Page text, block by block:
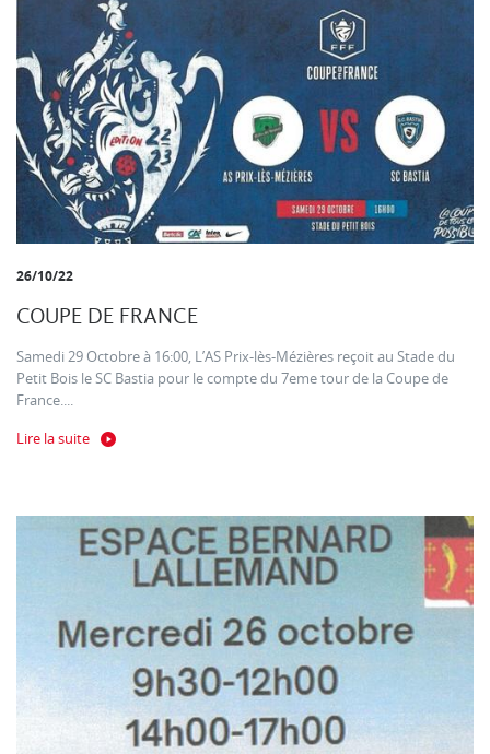
26/10/22
COUPE DE FRANCE
Samedi 29 Octobre à 16:00, L’AS Prix-lès-Mézières reçoit au Stade du
Petit Bois le SC Bastia pour le compte du 7eme tour de la Coupe de
France....
Lire la suite